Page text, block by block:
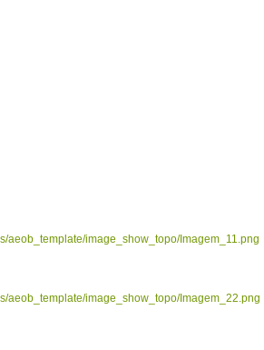
aeob_template/image_show_topo/Imagem_11.png
aeob_template/image_show_topo/Imagem_22.png